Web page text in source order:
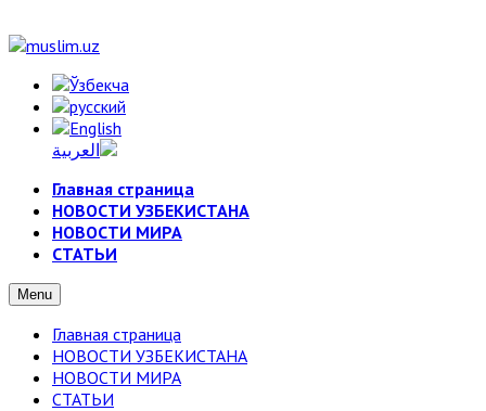
Главная страница
НОВОСТИ УЗБЕКИСТАНА
НОВОСТИ МИРА
СТАТЬИ
Menu
Главная страница
НОВОСТИ УЗБЕКИСТАНА
НОВОСТИ МИРА
СТАТЬИ